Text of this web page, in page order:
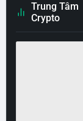
Trung Tâm
Crypto